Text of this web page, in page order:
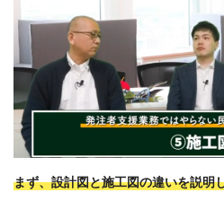
まず、設計図と施工図の違いを説明